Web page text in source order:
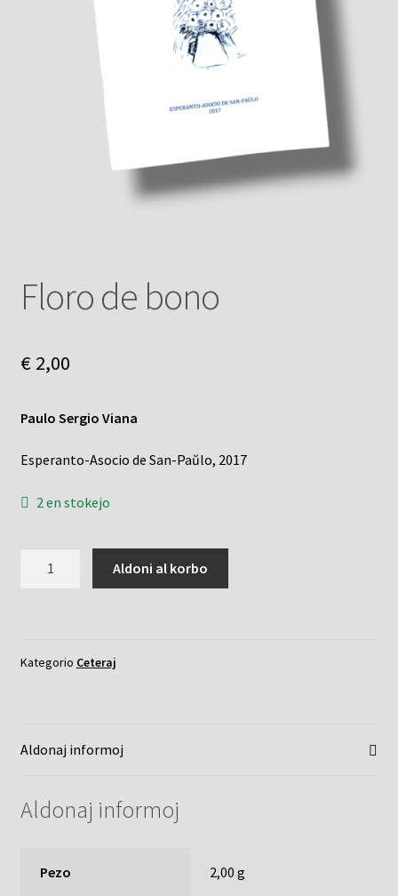
Floro de bono
€2,00
Paulo Sergio Viana
Esperanto-Asocio de San-Paŭlo, 2017
2 en stokejo
Aldoni al korbo
Kategorio Ceteraj
Aldonaj informoj
Aldonaj informoj
Pezo 2,00 g